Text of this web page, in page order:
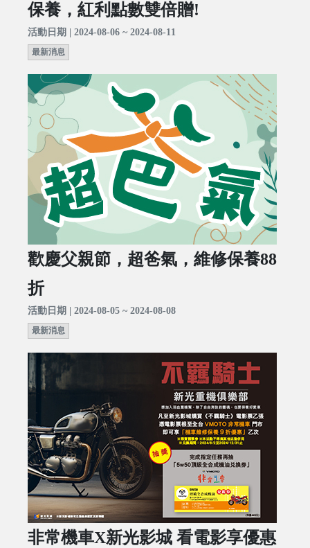
保養，紅利點數雙倍贈!
活動日期 | 2024-08-06 ~ 2024-08-11
最新消息
歡慶父親節，超爸氣，維修保養88
折
活動日期 | 2024-08-05 ~ 2024-08-08
最新消息
非常機車X新光影城 看電影享優惠